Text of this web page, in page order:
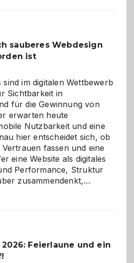
sauberes Webdesign
ist
sind im digitalen Wettbewerb
Sichtbarkeit in
für die Gewinnung von
erwarten heute
Nutzbarkeit und eine
hier entscheidet sich, ob
fassen und eine
eine Website als digitales
Performance, Struktur
zusammendenkt,…
geworden
Feierlaune und ein